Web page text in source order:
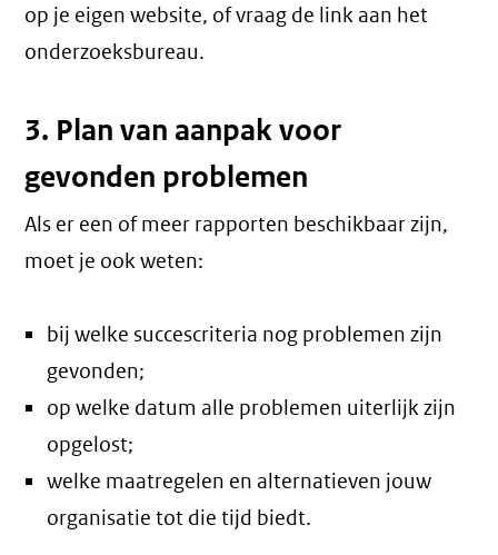
op je eigen website, of vraag de link aan het
onderzoeksbureau.
3. Plan van aanpak voor
gevonden problemen
Als er een of meer rapporten beschikbaar zijn,
moet je ook weten:
bij welke succescriteria nog problemen zijn
gevonden;
op welke datum alle problemen uiterlijk zijn
opgelost;
welke maatregelen en alternatieven jouw
organisatie tot die tijd biedt.